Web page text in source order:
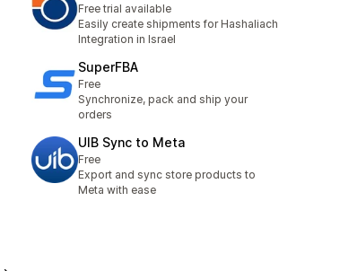
Free trial available
Easily create shipments for Hashaliach
Integration in Israel
SuperFBA
Free
Synchronize, pack and ship your
orders
UIB Sync to Meta
Free
Export and sync store products to
Meta with ease